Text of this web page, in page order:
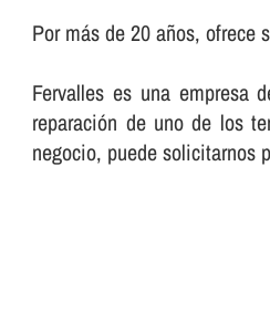
Por más de 20 años, ofrece
Fervalles es una empresa
reparación de uno de los
negocio, puede solicitarnos